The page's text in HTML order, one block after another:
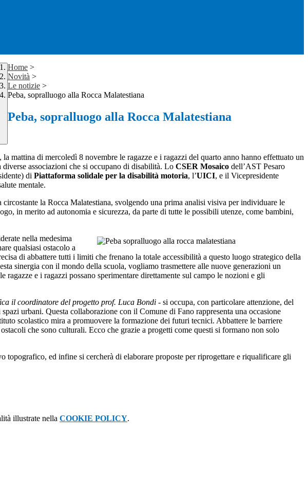
Home >
Novità >
Le notizie >
Peba, sopralluogo alla Rocca Malatestiana
Peba, sopralluogo alla Rocca Malatestiana
mattina di mercoledì 8 novembre le ragazze e i ragazzi del quarto anno hanno effettuato un
associazioni che si occupano di disabilità. Lo CSER Mosaico dell’AST Pesaro
di Piattaforma solidale per la disabilità motoria, l’UICI, e il Vicepresidente
mentale.
circostante la Rocca Malatestiana, svolgendo una prima analisi visiva per individuare le
in merito ad autonomia e sicurezza, da parte di tutte le possibili utenze, come bambini,
nella medesima
qualsiasi ostacolo a
di abbattere tutti i limiti che frenano la totale accessibilità a questo luogo strategico della
sinergia con il mondo della scuola, vogliamo trasmettere alle nuove generazioni un
e i ragazzi possano sperimentare direttamente sul campo le nozioni e gli
il coordinatore del progetto prof. Luca Bondi - si occupa, con particolare attenzione, del
urbani. Questa collaborazione con il Comune di Fano rappresenta una occasione
scolastico mira a promuovere la formazione dei futuri tecnici. Abbattere le barriere
che sono culturali. Ecco che grazie a progetti come questi si formano non solo
ed infine si cercherà di elaborare proposte per riprogettare e riqualificare gli
illustrate nella COOKIE POLICY.